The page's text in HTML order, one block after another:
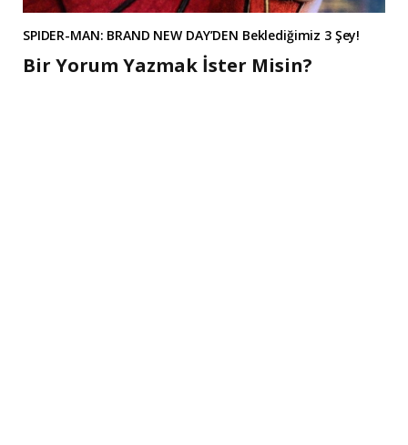
SPIDER-MAN: BRAND NEW DAY’DEN Beklediğimiz 3 Şey!
Bir Yorum Yazmak İster Misin?